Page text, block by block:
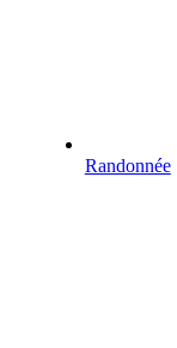
Randonnée